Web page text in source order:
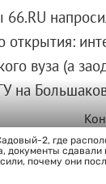
66.RU
открытия:
вуза (а
на
2, где
документы
почему они